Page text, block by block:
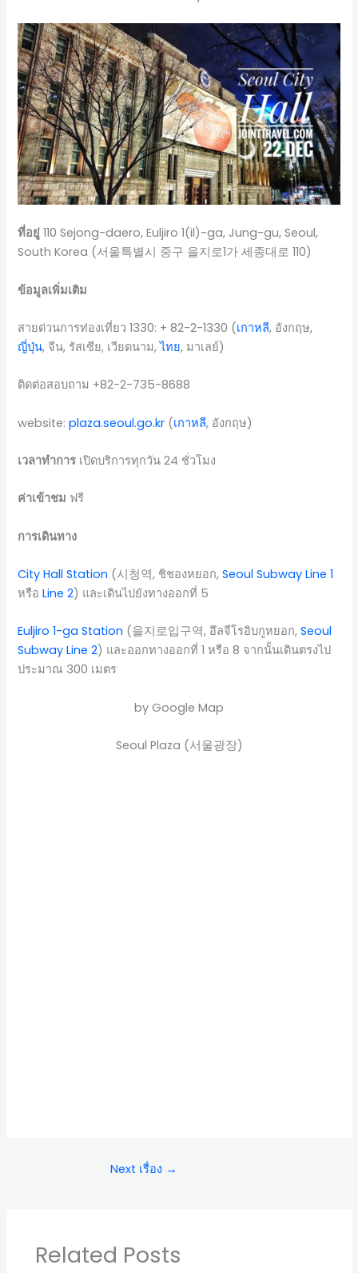
ที่อยู่ 110 Sejong-daero, Euljiro 1(il)-ga, Jung-gu, Seoul,
South Korea (서울특별시 중구 을지로1가 세종대로 110)
ข้อมูลเพิ่มเติม
สายด่วนการท่องเที่ยว 1330: + 82-2-1330 (เกาหลี, อังกฤษ,
ญี่ปุ่น, จีน, รัสเซีย, เวียดนาม,ไทย, มาเลย์)
ติดต่อสอบถาม +82-2-735-8688
website:plaza.seoul.go.kr (เกาหลี, อังกฤษ)
เวลาทำการ เปิดบริการทุกวัน 24 ชั่วโมง
ค่าเข้าชม ฟรี
การเดินทาง
City Hall Station (시청역, ชิชองหยอก,Seoul Subway Line 1
หรือLine 2) และเดินไปยังทางออกที่ 5
Euljiro 1-ga Station (을지로입구역, อึลจีโรอิบกูหยอก,Seoul
Subway Line 2) และออกทางออกที่ 1 หรือ 8 จากนั้นเดินตรงไป
ประมาณ 300 เมตร
by Google Map
Seoul Plaza (서울광장)
Next เรื่อง →
Related Posts